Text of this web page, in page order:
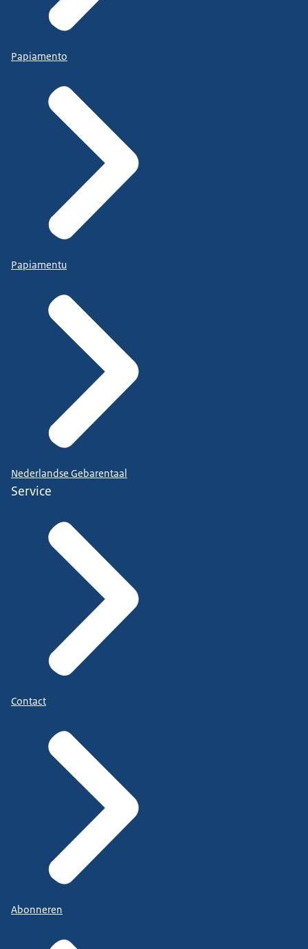
Papiamento
Papiamentu
Nederlandse Gebarentaal
Service
Contact
Abonneren